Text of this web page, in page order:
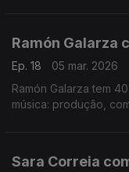
Ramón Galarza
Ep. 18
05 mar. 2026
Ramón Galarza tem
música: produção,
Sara Correia